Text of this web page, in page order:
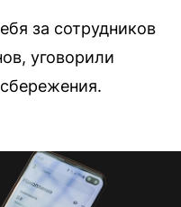
за сотрудников
уговорили